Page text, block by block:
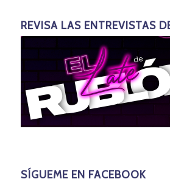
REVISA LAS ENTREVISTAS
SÍGUEME EN FACEBOOK